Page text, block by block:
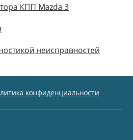
КПП Mazda 3
неисправностей
конфиденциальности